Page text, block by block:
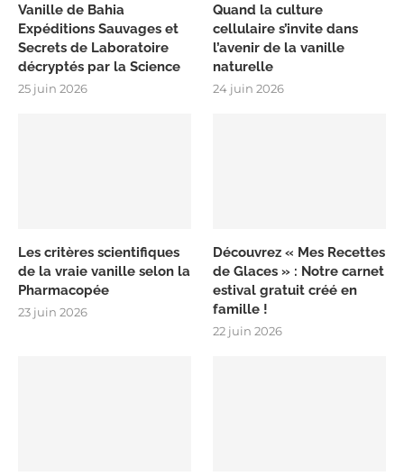
Vanille de Bahia
Expéditions Sauvages et
Secrets de Laboratoire
décryptés par la Science
25 juin 2026
Quand la culture
cellulaire s’invite dans
l’avenir de la vanille
naturelle
24 juin 2026
Les critères scientifiques
de la vraie vanille selon la
Pharmacopée
23 juin 2026
Découvrez « Mes Recettes
de Glaces » : Notre carnet
estival gratuit créé en
famille !
22 juin 2026